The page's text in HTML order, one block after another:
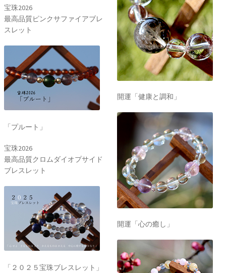
宝珠2026
最高品質ピンクサファイアブレ
スレット
「プルート」
宝珠2026
最高品質クロムダイオプサイド
ブレスレット
「２０２５宝珠ブレスレット」
開運「健康と調和」
開運「心の癒し」